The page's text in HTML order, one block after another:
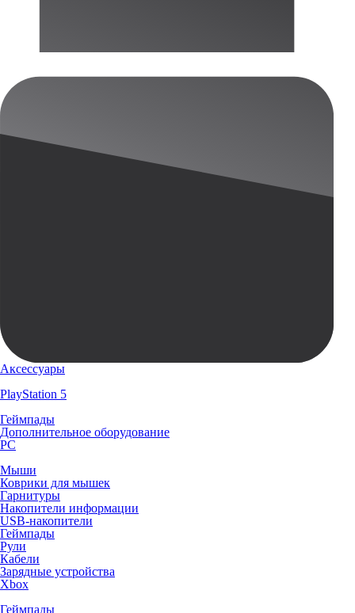
Аксессуары
PlayStation 5
Геймпады
Дополнительное оборудование
PC
Мыши
Коврики для мышек
Гарнитуры
Накопители информации
USB-накопители
Геймпады
Рули
Кабели
Зарядные устройства
Xbox
Геймпады